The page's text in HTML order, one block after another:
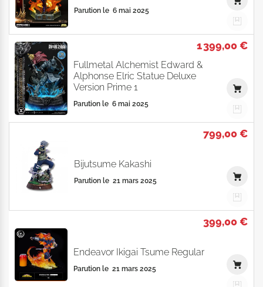
Parution le 6 mai 2025
1 399,00 €
Fullmetal Alchemist Edward &
Alphonse Elric Statue Deluxe
Version Prime 1
Parution le 6 mai 2025
799,00 €
Bijutsume Kakashi
Parution le 21 mars 2025
399,00 €
Endeavor Ikigai Tsume Regular
Parution le 21 mars 2025